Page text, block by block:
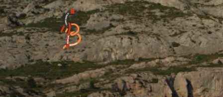
Aller
au
contenu